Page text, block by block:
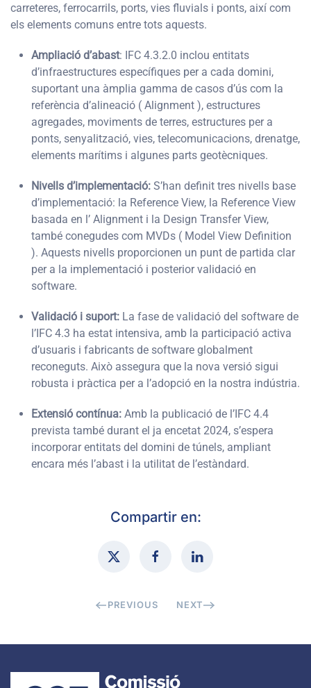
carreteres, ferrocarrils, ports, vies fluvials i ponts, així com
els elements comuns entre tots aquests.
Ampliació d’abast: IFC 4.3.2.0 inclou entitats
d’infraestructures específiques per a cada domini,
suportant una àmplia gamma de casos d’ús com la
referència d’alineació ( Alignment ), estructures
agregades, moviments de terres, estructures per a
ponts, senyalització, vies, telecomunicacions, drenatge,
elements marítims i algunes parts geotècniques.
Nivells d’implementació: S’han definit tres nivells base
d’implementació: la Reference View, la Reference View
basada en l’ Alignment i la Design Transfer View,
també conegudes com MVDs ( Model View Definition
). Aquests nivells proporcionen un punt de partida clar
per a la implementació i posterior validació en
software.
Validació i suport: La fase de validació del software de
l’IFC 4.3 ha estat intensiva, amb la participació activa
d’usuaris i fabricants de software globalment
reconeguts. Això assegura que la nova versió sigui
robusta i pràctica per a l’adopció en la nostra indústria.
Extensió contínua: Amb la publicació de l’IFC 4.4
prevista també durant el ja encetat 2024, s’espera
incorporar entitats del domini de túnels, ampliant
encara més l’abast i la utilitat de l’estàndard.
Compartir en:
PREVIOUS NEXT